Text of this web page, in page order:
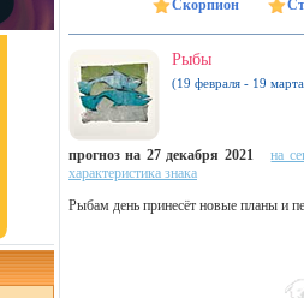
Скорпион
Рыбы
(19 февраля - 19
прогноз на 27 декабря 2021
на
характеристика знака
Рыбам день принесёт новые планы и